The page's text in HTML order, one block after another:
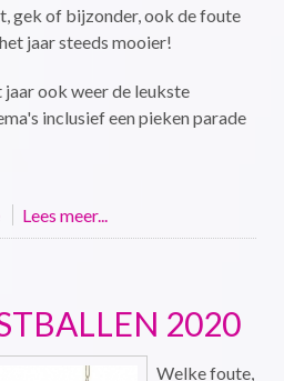
gek of bijzonder, ook de foute
jaar steeds mooier!
ook weer de leukste
inclusief een pieken parade
Lees meer...
2020
Welke foute,